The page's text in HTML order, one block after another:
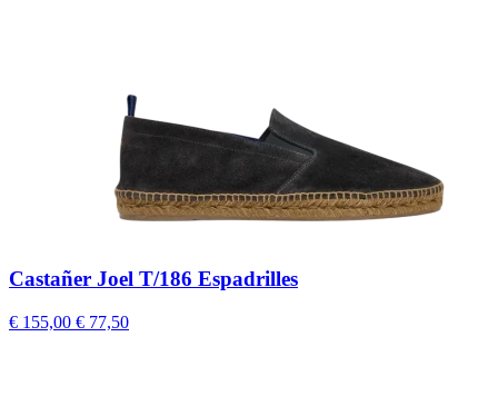
Castañer Joel T/186 Espadrilles
€ 155,00 € 77,50